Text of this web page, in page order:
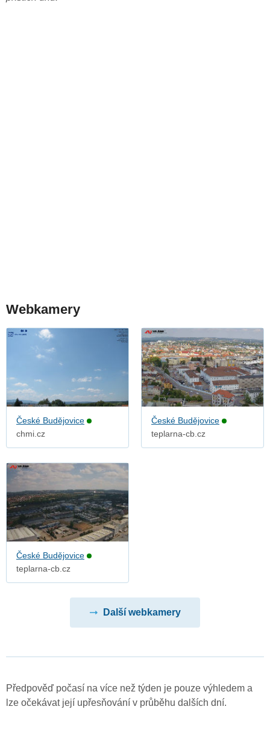
Webkamery
České Budějovice
chmi.cz
České Budějovice
teplarna-cb.cz
České Budějovice
teplarna-cb.cz
Další webkamery
Předpověď počasí na více než týden je pouze výhledem a
lze očekávat její upřesňování v průběhu dalších dní.